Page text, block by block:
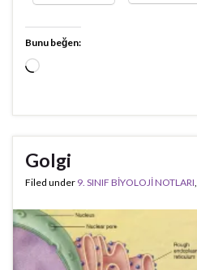
Bunu beğen:
Yükleniyor...
Golgi
Filed under 9. SINIF BİYOLOJİ NOTLARI,